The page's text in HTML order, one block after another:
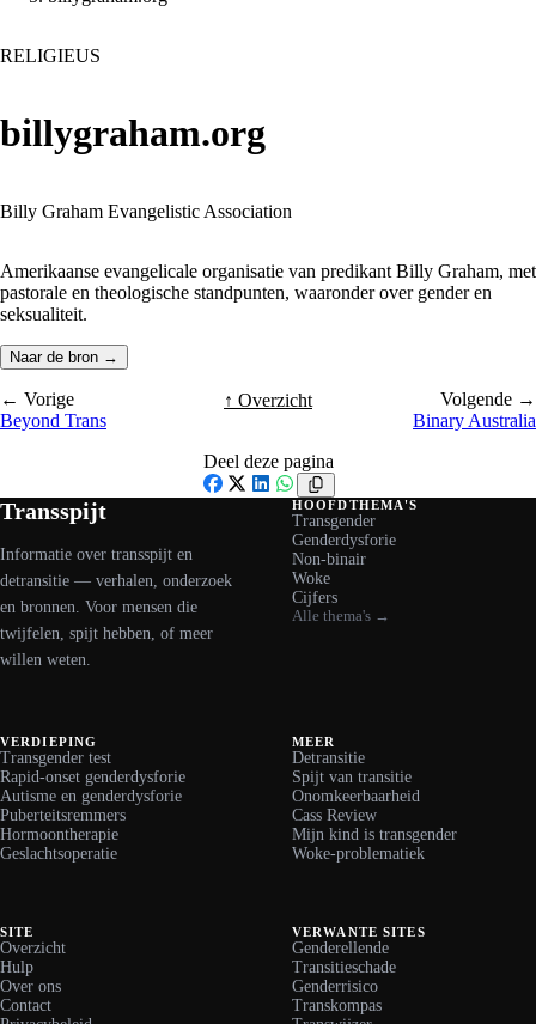
RELIGIEUS
billygraham.org
Billy Graham Evangelistic Association
Amerikaanse evangelicale organisatie van predikant Billy Graham, met
pastorale en theologische standpunten, waaronder over gender en
seksualiteit.
Naar de bron →
← Vorige
Beyond Trans
↑ Overzicht
Volgende →
Binary Australia
Deel deze pagina
Facebook
X LinkedIn
WhatsApp
Transspijt
Informatie over transspijt en
detransitie — verhalen, onderzoek
en bronnen. Voor mensen die
twijfelen, spijt hebben, of meer
willen weten.
HOOFDTHEMA'S
Transgender
Genderdysforie
Non-binair
Woke
Cijfers
Alle thema's →
VERDIEPING
Transgender test
Rapid-onset genderdysforie
Autisme en genderdysforie
Puberteitsremmers
Hormoontherapie
Geslachtsoperatie
MEER
Detransitie
Spijt van transitie
Onomkeerbaarheid
Cass Review
Mijn kind is transgender
Woke-problematiek
SITE
Overzicht
Hulp
Over ons
Contact
VERWANTE SITES
Genderellende
Transitieschade
Genderrisico
Transkompas